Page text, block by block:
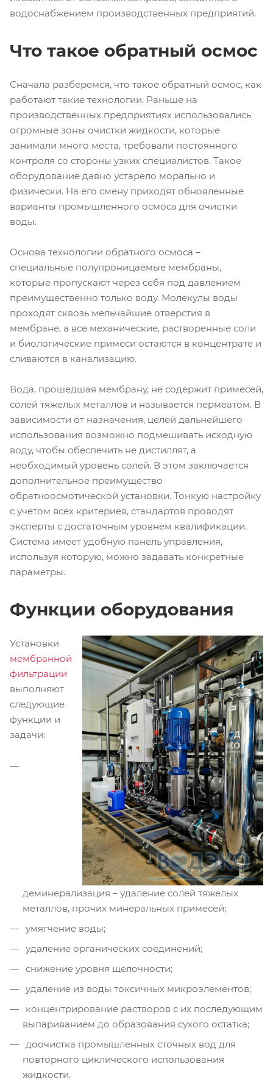
водоснабжением производственных предприятий.
Что такое обратный осмос
Сначала разберемся, что такое обратный осмос, как
работают такие технологии. Раньше на
производственных предприятиях использовались
огромные зоны очистки жидкости, которые
занимали много места, требовали постоянного
контроля со стороны узких специалистов. Такое
оборудование давно устарело морально и
физически. На его смену приходят обновленные
варианты промышленного осмоса для очистки
воды.
Основа технологии обратного осмоса –
специальные полупроницаемые мембраны,
которые пропускают через себя под давлением
преимущественно только воду. Молекулы воды
проходят сквозь мельчайшие отверстия в
мембране, а все механические, растворенные соли
и биологические примеси остаются в концентрате и
сливаются в канализацию.
Вода, прошедшая мембрану, не содержит примесей,
солей тяжелых металлов и называется пермеатом. В
зависимости от назначения, целей дальнейшего
использования возможно подмешивать исходную
воду, чтобы обеспечить не дистиллят, а
необходимый уровень солей. В этом заключается
дополнительное преимущество
обратноосмотической установки. Тонкую настройку
с учетом всех критериев, стандартов проводят
эксперты с достаточным уровнем квалификации.
Система имеет удобную панель управления,
используя которую, можно задавать конкретные
параметры.
Функции оборудования
Установки
мембранной
фильтрации
выполняют
следующие
функции и
задачи:
деминерализация – удаление солей тяжелых
металлов, прочих минеральных примесей;
умягчение воды;
удаление органических соединений;
снижение уровня щелочности;
удаление из воды токсичных микроэлементов;
концентрирование растворов с их последующим
выпариванием до образования сухого остатка;
доочистка промышленных сточных вод для
повторного циклического использования
жидкости.